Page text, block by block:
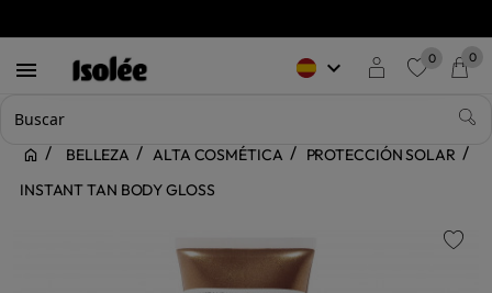
 keyboard_arrow_down 0 0
BELLEZA ALTA COSMÉTICA
PROTECCIÓN SOLAR
INSTANT TAN BODY GLOSS